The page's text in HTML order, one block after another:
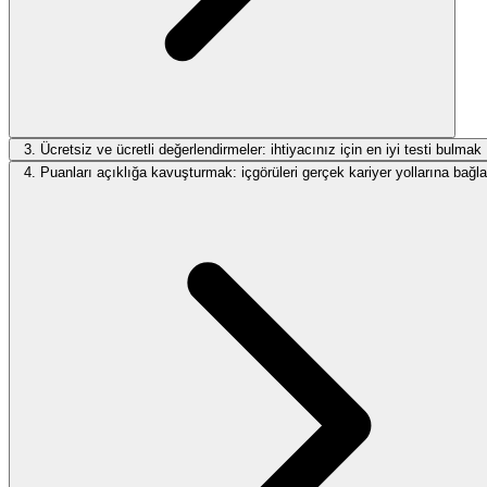
3. Ücretsiz ve ücretli değerlendirmeler: ihtiyacınız için en iyi testi bulmak
4. Puanları açıklığa kavuşturmak: içgörüleri gerçek kariyer yollarına